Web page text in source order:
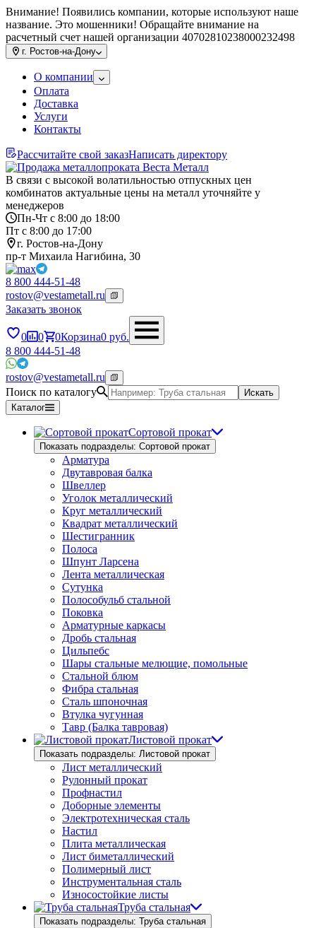
Внимание! Появились компании, которые используют наше
название. Это мошенники! Обращайте внимание на
расчетный счет нашей организации 40702810238000232498
г. Ростов-на-Дону
О компании
Оплата
Доставка
Услуги
Контакты
Рассчитайте свой заказНаписать директору
В связи с высокой волатильностью отпускных цен
комбинатов актуальные цены на металл уточняйте у
менеджеров
Пн-Чт с 8:00 до 18:00
Пт с 8:00 до 17:00
г. Ростов-на-Дону
пр-т Михаила Нагибина, 30
8 800 444-51-48
rostov@vestametall.ru
Заказать звонок
0 0 0Корзина0 руб.
8 800 444-51-48
rostov@vestametall.ru
Поиск по каталогу
Искать
Каталог
Сортовой прокат
Показать подразделы: Сортовой прокат
Арматура
Двутавровая балка
Швеллер
Уголок металлический
Круг металлический
Квадрат металлический
Шестигранник
Полоса
Шпунт Ларсена
Лента металлическая
Сутунка
Полособульб стальной
Поковка
Арматурные каркасы
Дробь стальная
Цильпебс
Шары стальные мелющие, помольные
Стальной блюм
Фибра стальная
Сталь шпоночная
Втулка чугунная
Тавр (Балка тавровая)
Листовой прокат
Показать подразделы: Листовой прокат
Лист металлический
Рулонный прокат
Профнастил
Доборные элементы
Электротехническая сталь
Настил
Плита металлическая
Лист биметаллический
Полимерный лист
Инструментальная сталь
Износостойкие листы
Труба стальная
Показать подразделы: Труба стальная